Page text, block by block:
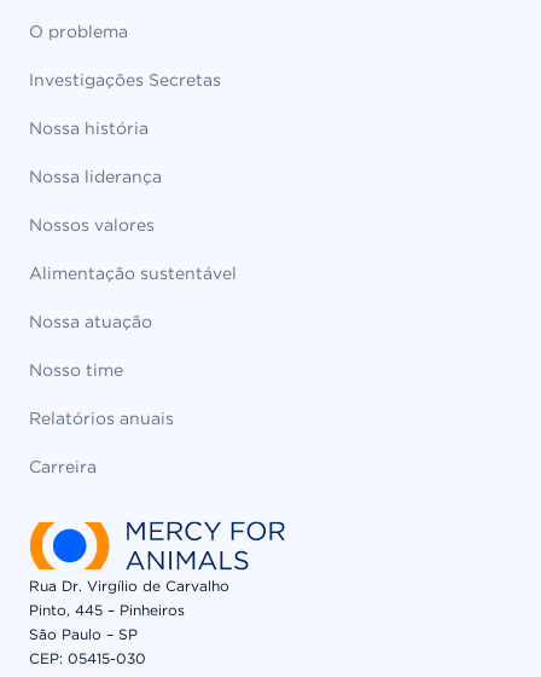
O problema
Investigações Secretas
Nossa história
Nossa liderança
Nossos valores
Alimentação sustentável
Nossa atuação
Nosso time
Relatórios anuais
Carreira
Rua Dr. Virgílio de Carvalho
Pinto, 445 – Pinheiros
São Paulo – SP
CEP: 05415-030​